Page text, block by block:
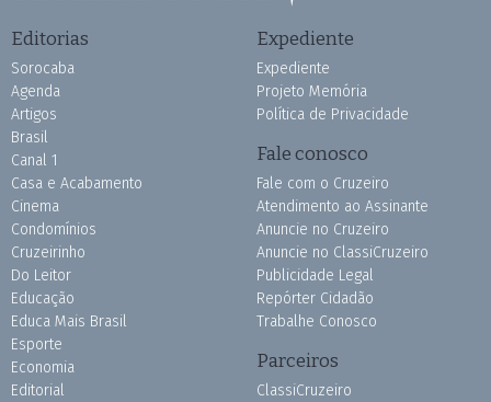
Editorias
Sorocaba
Agenda
Artigos
Brasil
Canal 1
Casa e Acabamento
Cinema
Condomínios
Cruzeirinho
Do Leitor
Educação
Educa Mais Brasil
Esporte
Economia
Editorial
Expediente
Expediente
Projeto Memória
Política de Privacidade
Fale conosco
Fale com o Cruzeiro
Atendimento ao Assinante
Anuncie no Cruzeiro
Anuncie no ClassiCruzeiro
Publicidade Legal
Repórter Cidadão
Trabalhe Conosco
Parceiros
ClassiCruzeiro